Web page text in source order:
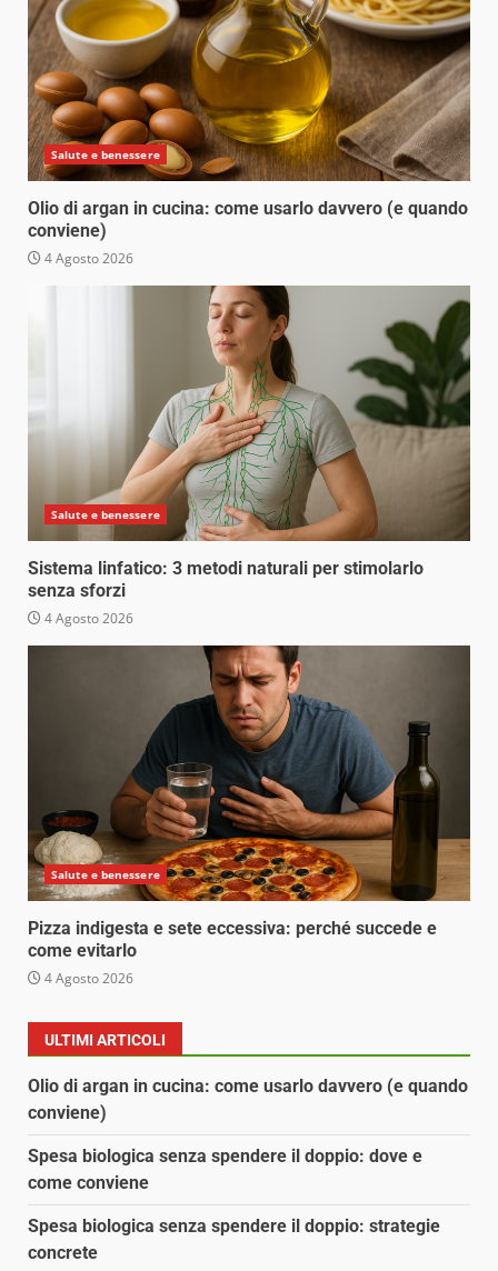
Salute e benessere
Olio di argan in cucina: come usarlo davvero (e quando
conviene)
4 Agosto 2026
Salute e benessere
Sistema linfatico: 3 metodi naturali per stimolarlo
senza sforzi
4 Agosto 2026
Salute e benessere
Pizza indigesta e sete eccessiva: perché succede e
come evitarlo
4 Agosto 2026
ULTIMI ARTICOLI
Olio di argan in cucina: come usarlo davvero (e quando
conviene)
Spesa biologica senza spendere il doppio: dove e
come conviene
Spesa biologica senza spendere il doppio: strategie
concrete